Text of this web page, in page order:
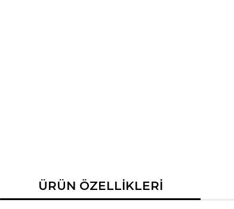
ÜRÜN ÖZELLİKLERİ